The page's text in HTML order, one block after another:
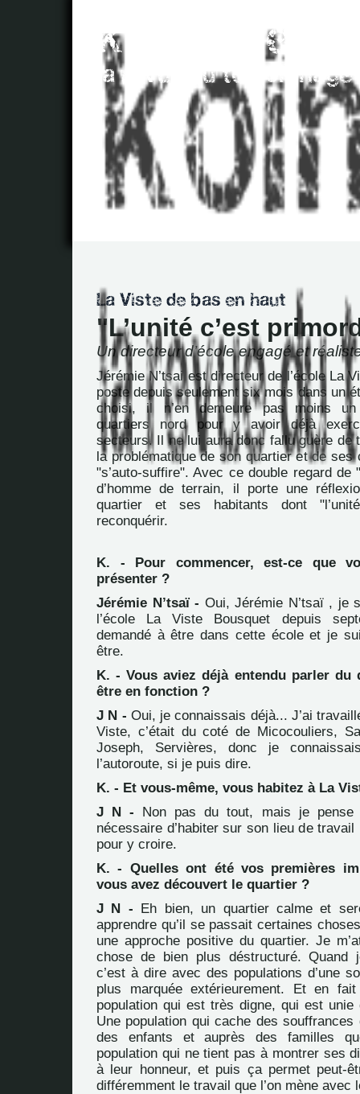
"L’unité c’est
Un directeur d’école engagé et
Jérémie N’tsai est directeur de l’école La
poste depuis seulement six mois dans un
choisi, il n’en demeure pas moins un
quartiers nord pour y avoir déjà
secteurs. Il ne lui aura donc fallu guère de
la problématique de son quartier et de ses
"s’auto-suffire". Avec ce double regard de
d’homme de terrain, il porte une
quartier et ses habitants dont
reconquérir.
K. - Pour commencer, est-ce que
présenter ?
Jérémie N’tsaï - Oui, Jérémie N’tsaï , je
l’école La Viste Bousquet depuis
demandé à être dans cette école et je
être.
K. - Vous aviez déjà entendu parler du
être en fonction ?
J N - Oui, je connaissais déjà... J’ai
Viste, c’était du coté de Micocouliers,
Joseph, Servières, donc je
l’autoroute, si je puis dire.
K. - Et vous-même, vous habitez à La
J N - Non pas du tout, mais je pense
nécessaire d’habiter sur son lieu de
pour y croire.
K. - Quelles ont été vos premières
vous avez découvert le quartier ?
J N - Eh bien, un quartier calme et
apprendre qu’il se passait certaines
une approche positive du quartier. Je
chose de bien plus déstructuré. Quand
c’est à dire avec des populations d’une
plus marquée extérieurement. Et en
population qui est très digne, qui est unie
Une population qui cache des
des enfants et auprès des familles
population qui ne tient pas à montrer ses
à leur honneur, et puis ça permet peut-
différemment le travail que l’on mène avec